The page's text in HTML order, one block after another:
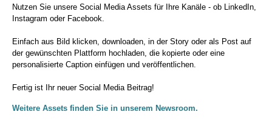
Nutzen Sie unsere Social Media Assets für Ihre Kanäle - ob LinkedIn,
Instagram oder Facebook.
Einfach aus Bild klicken, downloaden, in der Story oder als Post auf
der gewünschten Plattform hochladen, die kopierte oder eine
personalisierte Caption einfügen und veröffentlichen.
Fertig ist Ihr neuer Social Media Beitrag!
Weitere Assets finden Sie in unserem Newsroom.